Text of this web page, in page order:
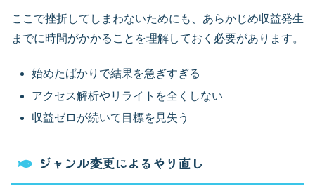
ここで挫折してしまわないためにも、あらかじめ収益発生
までに時間がかかることを理解しておく必要があります。
始めたばかりで結果を急ぎすぎる
アクセス解析やリライトを全くしない
収益ゼロが続いて目標を見失う
ジャンル変更によるやり直し